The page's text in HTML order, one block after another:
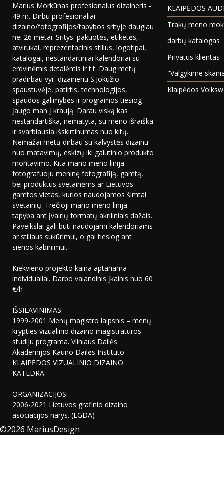
Marius Morkūnas profesionalus dizaineris -
49 m. Dirbu profesionaliai
dizaino/fotografijos/tapybos srityje daugiau
nei 26 metai. Sritys: pakuotės, etiketės,
atvirukai, reprezentacinis stilius, logotipai,
katalogai, nestandartiniai kalendoriai su
erdvinėmis detalėmis ir t.t. Daug metų
pradirbau vyr. dizaineriu S.Jokužio
spaustuvėje, patirtis, technologijos,
spaudos galimybės ir programos tiesiog
įaugo man į kraują. Darau viską kas
nestandartiška, nematyta, su meno išraiška
ir svarbiausia išskirtinumas nuo kitų.
Nemažai metų dirbau su kalvystės dizainu
nuo matavimų, eskizų iki galutinio produkto
montavimo. Kita mano meno linija -
fotografuoju meninę fotografiją, gamtą,
bei produktus svetainėms ar Lietuvos
gamtos vietas, kurios naudojamos šimtai
svetainių. Trečioji mano meno linija -
tapyba ant įvairių formatų akriliniais dažais.
Paveikslai gali būti naudojami kalendoriams
ar stiliaus sukūrimui, o gal tiesiog ant
sienos kabinimui.
Kiekvieno projekto kaina aptariama
individualiai. Darbo valandinis įkainis nuo 60
€/h
IŠSILAVINIMAS:
1999-2001 Menų magistro laipsnis – menų
krypties vizualinio dizaino magistratūros
studiju programa. Vilniaus Dailės
Akademijos Kauno Dailės Instituto
KLAIPĖDOS VIZUALINIO DIZAINO
KATEDRA.
ORGANIZACIJOS:
2006-2021 Lietuvos grafinio dizaino
asociacijos narys. (LGDA)
KLAIPĖDOS
Trakų meno
darbų katalogas
Privatus klientas
"Valgykime
Klaipėdos
©2026 MariusDesign